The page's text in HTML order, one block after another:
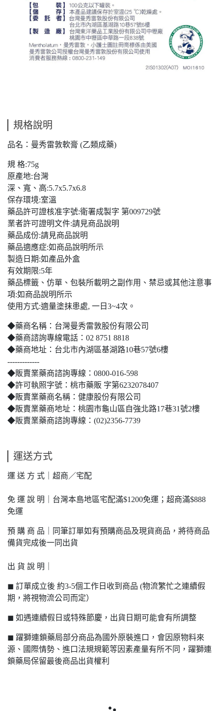
規格說明
品名：曼秀雷敦軟膏 (乙類成藥)
規 格:75g
原產地:台灣
深、寬、高:5.7x5.7x6.8
保存環境:室溫
藥品許可證核准字號:衛署成製字 第009729號
業者許可證明文件:請見商品說明
藥品成份:請見商品說明
藥品適應症:如商品說明所示
製造日期:如產品外盒
有效期限:5年
藥品標籤、仿單、包裝所載明之副作用、禁忌或其他注意事
項:如商品說明所示
使用方式:適量塗抹患處, 一日3~4次。
◆藥商名稱：台灣曼秀雷敦股份有限公司
◆藥商諮詢專線電話：02 8751 8818
◆藥商地址：台北市內湖區基湖路10巷57號6樓
-------------
◆販賣業藥商諮詢專線：0800-016-598
◆許可執照字號：桃市藥販 字第6232078407
◆販賣業藥商名稱：健康股份有限公司
◆販賣業藥商地址：桃園市龜山區自強北路17巷31號2樓
◆販賣業藥商諮詢專線：(02)2356-7739
運送方式
運 送 方 式｜超商／宅配
免 運 說 明｜台灣本島地區宅配滿$1200免運；超商滿$888
免運
預 購 商 品｜同筆訂單如有預購商品及現貨商品，將待商品
備貨完成後一同出貨
出 貨 說 明｜
◼ 訂單成立後 約3-5個工作日收到商品 (物流繁忙之連續假
期，將視物流公司而定）
◼ 如遇連續假日或特殊節慶，出貨日期可能會有所調整
◼ 躍獅連鎖藥局部分商品為國外原裝進口，會因原物料來
源、國際情勢、進口法規規範等因素產量有所不同，躍獅連
鎖藥局保留最後商品出貨權利